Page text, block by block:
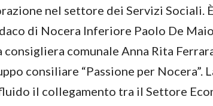
nel settore dei Servizi Sociali.
di Nocera Inferiore Paolo De
consigliera comunale Anna Rita
consiliare “Passione per Nocera”.
il collegamento tra il Settore